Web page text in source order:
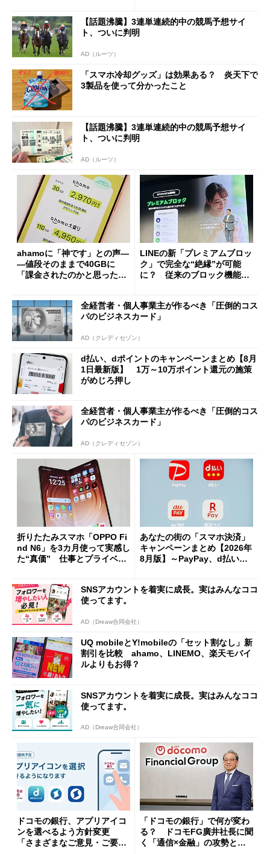
【話題沸騰】3連単連続的中の競馬予想サイ
ト、ついに判明
AD（ルーツ）
「スマホ冷却グッズ」は効果ある？ 炎天下で
3製品を使って分かったこと
【話題沸騰】3連単連続的中の競馬予想サイ
ト、ついに判明
AD（ルーツ）
ahamoに「神です」との声―
―値段そのままで40GBに
「課金されたのかと思った」
LINEの新「プレミアムブロッ
ク」で完全な“絶縁”が可能
に？ 従来のブロック機能と
全経営者・個人事業主が作るべき「圧倒的コス
パのビジネスカード」
AD（クレディセゾン）
d払い、dポイントのキャンペーンまとめ【8月
1日最新版】 1万～10万ポイント還元の施策
がめじろ押し
全経営者・個人事業主が作るべき「圧倒的コス
パのビジネスカード」
AD（クレディセゾン）
折りたたみスマホ「OPPO Fi
nd N6」を3カ月使って実感し
た“真価” 仕事とプライベー
あなたの街の「スマホ決済」
キャンペーンまとめ【2026年
8月版】～PayPay、d払い、a
SNSアカウントを着実に成長。実はみんなココ
使ってます。
AD（Dreaw合同会社）
UQ mobileとY!mobileの「セット割なし」新
割引を比較 ahamo、LINEMO、楽天モバイ
ルよりもお得？
SNSアカウントを着実に成長。実はみんなココ
使ってます。
AD（Dreaw合同会社）
ドコモの銀行、アプリアイコ
ンを選べるよう方針変更
「さまざまなご意見・ご要望
「ドコモの銀行」で何が変わ
る？ ドコモFG廣井社長に聞
く「通信×金融」の攻勢とグ